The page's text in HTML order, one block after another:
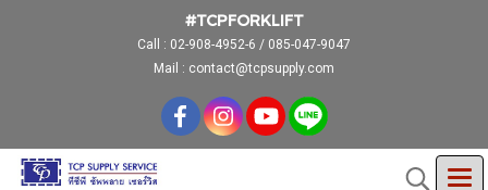
#TCPFORKLIFT
Call : 02-908-4952-6 / 085-047-9047
Mail : contact@tcpsupply.com